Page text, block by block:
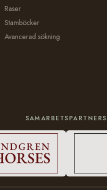
Raser
Stamböcker
Avancerad sökning
SAMARBETSPARTNERS